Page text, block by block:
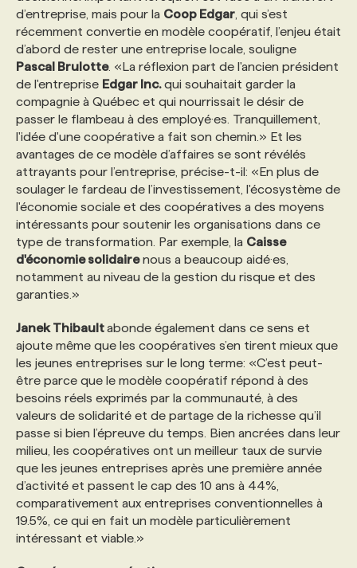
d’entreprise, mais pour la Coop Edgar , qui s’est
récemment convertie en modèle coopératif, l’enjeu était
d’abord de rester une entreprise locale, souligne
Pascal Brulotte. «La réflexion part de l'ancien président
de l'entreprise Edgar Inc.qui souhaitait garder la
compagnie à Québec et qui nourrissait le désir de
passer le flambeau à des employé·es. Tranquillement,
l'idée d'une coopérative a fait son chemin.» Et les
avantages de ce modèle d’affaires se sont révélés
attrayants pour l’entreprise, précise-t-il: «En plus de
soulager le fardeau de l’investissement, l'écosystème de
l'économie sociale et des coopératives a des moyens
intéressants pour soutenir les organisations dans ce
type de transformation. Par exemple, la Caisse
d'économie solidairenous a beaucoup aidé·es,
notamment au niveau de la gestion du risque et des
garanties.»
Janek Thibaultabonde également dans ce sens et
ajoute même que les coopératives s’en tirent mieux que
les jeunes entreprises sur le long terme: «C’est peut-
être parce que le modèle coopératif répond à des
besoins réels exprimés par la communauté, à des
valeurs de solidarité et de partage de la richesse qu’il
passe si bien l’épreuve du temps. Bien ancrées dans leur
milieu, les coopératives ont un meilleur taux de survie
que les jeunes entreprises après une première année
d’activité et passent le cap des 10 ans à 44%,
comparativement aux entreprises conventionnelles à
19.5%, ce qui en fait un modèle particulièrement
intéressant et viable.»